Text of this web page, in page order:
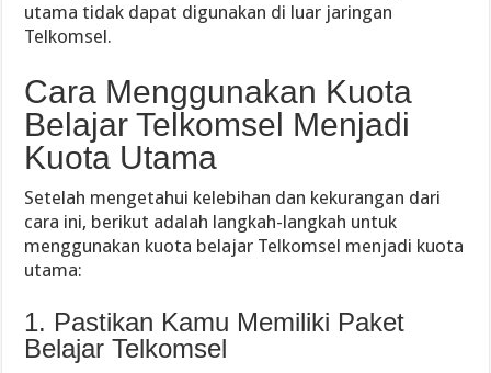
utama tidak dapat digunakan di luar jaringan
Telkomsel.
Cara Menggunakan Kuota
Belajar Telkomsel Menjadi
Kuota Utama
Setelah mengetahui kelebihan dan kekurangan dari
cara ini, berikut adalah langkah-langkah untuk
menggunakan kuota belajar Telkomsel menjadi kuota
utama:
1. Pastikan Kamu Memiliki Paket
Belajar Telkomsel